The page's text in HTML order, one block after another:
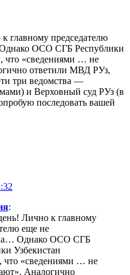
главному председателю
ОСО СГБ Республики
что «сведениями … не
ответили МВД РУз,
три ведомства —
и Верховный суд РУз (в
последовать вашей
:
Лично к главному
еще не
Однако ОСО СГБ
Узбекистан
что «сведениями … не
Аналогично